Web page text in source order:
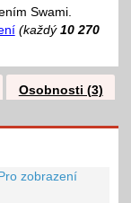
Swami.
(každý 10 270
Osobnosti (3)
zobrazení